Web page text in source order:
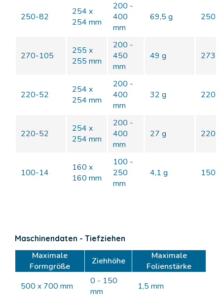
250-82
254 x
254 mm
200 -
400
mm
69,5 g 250
270-105
255 x
255 mm
200 -
450
mm
49 g 273
220-52
254 x
254 mm
200 -
400
mm
32 g 220
220-52
254 x
254 mm
200 -
400
mm
27 g 220
100-14
160 x
160 mm
100 -
250
mm
4,1 g 150
Maschinendaten - Tiefziehen
Maximale
Formgröße
Ziehhöhe
Maximale
Folienstärke
500 x 700 mm
0 - 150
mm
1,5 mm